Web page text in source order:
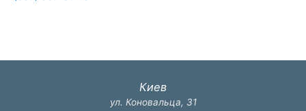
Киев
ул. Коновальца, 31